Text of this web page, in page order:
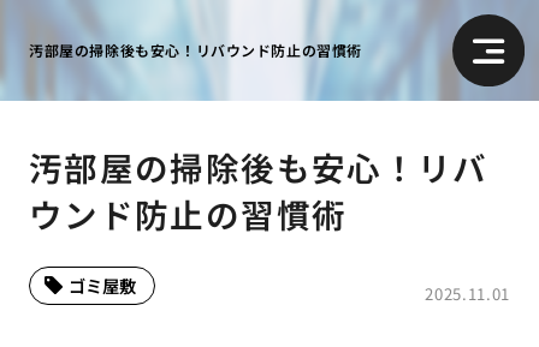
汚部屋の掃除後も安心！リバウンド防止の習慣術
汚部屋の掃除後も安心！リバ
ウンド防止の習慣術
2025.11.01
ゴミ屋敷